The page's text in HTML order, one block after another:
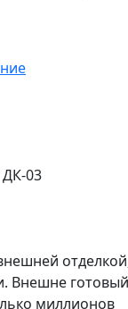
03
Внешне готовый
миллионов